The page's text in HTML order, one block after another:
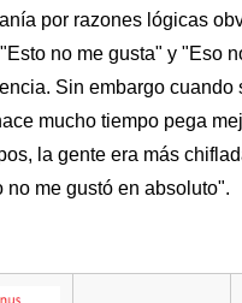
por razones lógicas
no me gusta" y "Eso
Sin embargo cuando
mucho tiempo pega
la gente era más
no me gustó en absoluto".